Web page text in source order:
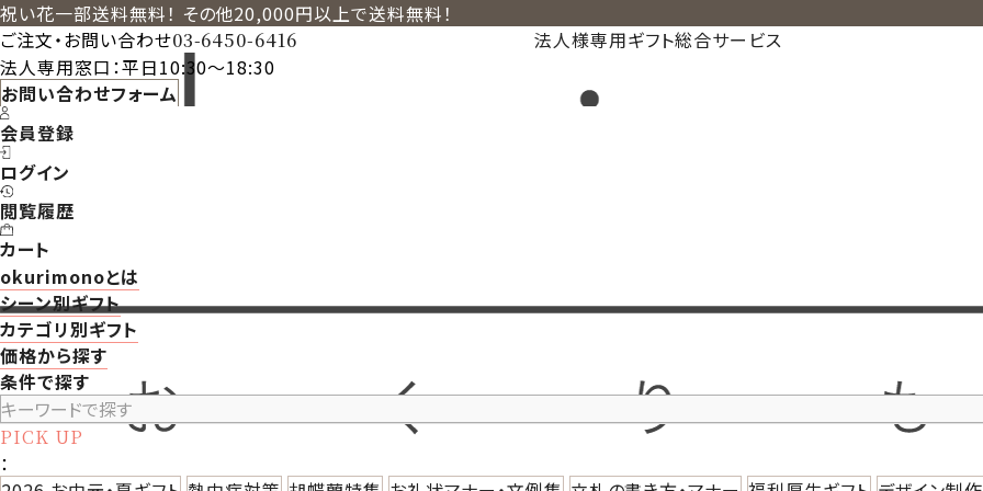
祝い花一部送料無料！ その他20,000円以上で送料無料！
法人様専用ギフト総合サービス
ご注文・お問い合わせ03-6450-6416
法人専用窓口：平日10:30～18:30
お問い合わせフォーム
会員登録
ログイン
閲覧履歴
カート
okurimonoとは
シーン別ギフト
カテゴリ別ギフト
価格から探す
条件で探す
PICK UP
：